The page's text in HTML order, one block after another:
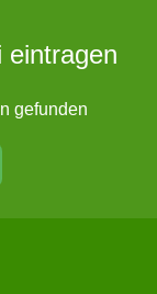
eintragen
gefunden